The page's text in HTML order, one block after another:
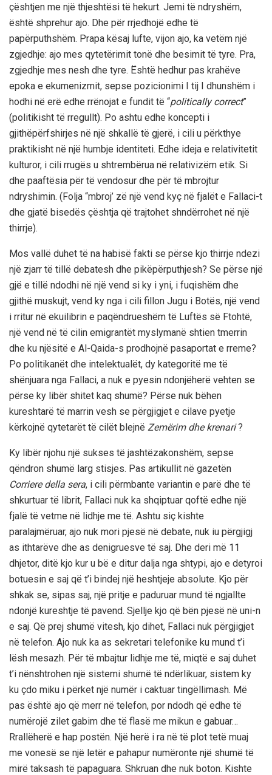
çështjen me një thjeshtësi të hekurt. Jemi të ndryshëm,
është shprehur ajo. Dhe për rrjedhojë edhe të
papërputhshëm. Prapa kësaj lufte, vijon ajo, ka vetëm një
zgjedhje: ajo mes qytetërimit tonë dhe besimit të tyre. Pra,
zgjedhje mes nesh dhe tyre. Është hedhur pas krahëve
epoka e ekumenizmit, sepse pozicionimi I tij I dhunshëm i
hodhi në erë edhe rrënojat e fundit të “politically correct”
(politikisht të rregullt). Po ashtu edhe koncepti i
gjithëpërfshirjes në një shkallë të gjerë, i cili u përkthye
praktikisht në një humbje identiteti. Edhe ideja e relativitetit
kulturor, i cili rrugës u shtrembërua në relativizëm etik. Si
dhe paaftësia për të vendosur dhe për të mbrojtur
ndryshimin. (Folja “mbroj’ zë një vend kyç në fjalët e Fallaci-t
dhe gjatë bisedës çështja që trajtohet shndërrohet në një
thirrje).
Mos vallë duhet të na habisë fakti se përse kjo thirrje ndezi
një zjarr të tillë debatesh dhe pikëpërputhjesh? Se përse një
gjë e tillë ndodhi në një vend si ky i yni, i fuqishëm dhe
gjithë muskujt, vend ky nga i cili fillon Jugu i Botës, një vend
i rritur në ekuilibrin e paqëndrueshëm të Luftës së Ftohtë,
një vend në të cilin emigrantët myslymanë shtien tmerrin
dhe ku njësitë e Al-Qaida-s prodhojnë pasaportat e rreme?
Po politikanët dhe intelektualët, dy kategoritë me të
shënjuara nga Fallaci, a nuk e pyesin ndonjëherë vehten se
përse ky libër shitet kaq shumë? Përse nuk bëhen
kureshtarë të marrin vesh se përgjigjet e cilave pyetje
kërkojnë qytetarët të cilët blejnë Zemërim dhe krenari?
Ky libër njohu një sukses të jashtëzakonshëm, sepse
qëndron shumë larg stisjes. Pas artikullit në gazetën
Corriere della sera, i cili përmbante variantin e parë dhe të
shkurtuar të librit, Fallaci nuk ka shqiptuar qoftë edhe një
fjalë të vetme në lidhje me të. Ashtu siç kishte
paralajmëruar, ajo nuk mori pjesë në debate, nuk iu përgjigj
as ithtarëve dhe as denigruesve të saj. Dhe deri më 11
dhjetor, ditë kjo kur u bë e ditur dalja nga shtypi, ajo e detyroi
botuesin e saj që t’i bindej një heshtjeje absolute. Kjo për
shkak se, sipas saj, një pritje e paduruar mund të ngjallte
ndonjë kureshtje të pavend. Sjellje kjo që bën pjesë në uni-n
e saj. Që prej shumë vitesh, kjo dihet, Fallaci nuk përgjigjet
në telefon. Ajo nuk ka as sekretari telefonike ku mund t’i
lësh mesazh. Për të mbajtur lidhje me të, miqtë e saj duhet
t’i nënshtrohen një sistemi shumë të ndërlikuar, sistem ky
ku çdo miku i përket një numër i caktuar tingëllimash. Më
pas është ajo që merr në telefon, por ndodh që edhe të
numërojë zilet gabim dhe të flasë me mikun e gabuar…
Rrallëherë e hap postën. Një herë i ra në të plot tetë muaj
me vonesë se një letër e pahapur numëronte një shumë të
mirë taksash të papaguara. Shkruan dhe nuk boton. Kishte